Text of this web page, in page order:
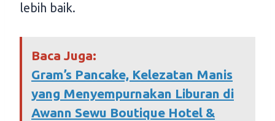
lebih baik.
Baca Juga:
Gram’s Pancake, Kelezatan Manis
yang Menyempurnakan Liburan di
Awann Sewu Boutique Hotel &